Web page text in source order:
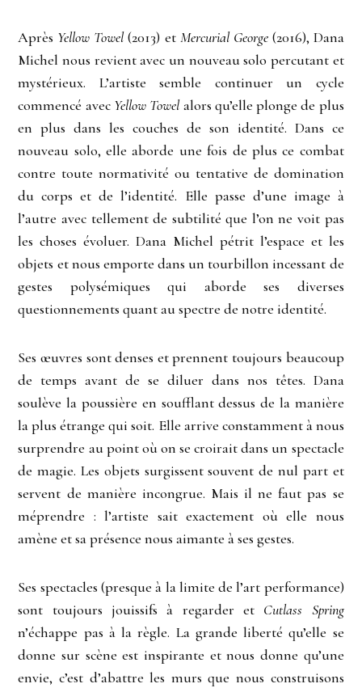
Après Yellow Towel(2013) et Mercurial George(2016), Dana
Michel nous revient avec un nouveau solo percutant et
mystérieux. L’artiste semble continuer un cycle
commencé avec Yellow Towelalors qu’elle plonge de plus
en plus dans les couches de son identité. Dans ce
nouveau solo, elle aborde une fois de plus ce combat
contre toute normativité ou tentative de domination
du corps et de l’identité. Elle passe d’une image à
l’autre avec tellement de subtilité que l’on ne voit pas
les choses évoluer. Dana Michel pétrit l’espace et les
objets et nous emporte dans un tourbillon incessant de
gestes polysémiques qui aborde ses diverses
questionnements quant au spectre de notre identité.
Ses œuvres sont denses et prennent toujours beaucoup
de temps avant de se diluer dans nos têtes. Dana
soulève la poussière en soufflant dessus de la manière
la plus étrange qui soit. Elle arrive constamment à nous
surprendre au point où on se croirait dans un spectacle
de magie. Les objets surgissent souvent de nul part et
servent de manière incongrue. Mais il ne faut pas se
méprendre : l’artiste sait exactement où elle nous
amène et sa présence nous aimante à ses gestes.
Ses spectacles (presque à la limite de l’art performance)
sont toujours jouissifs à regarder et Cutlass Spring
n’échappe pas à la règle. La grande liberté qu’elle se
donne sur scène est inspirante et nous donne qu’une
envie, c’est d’abattre les murs que nous construisons